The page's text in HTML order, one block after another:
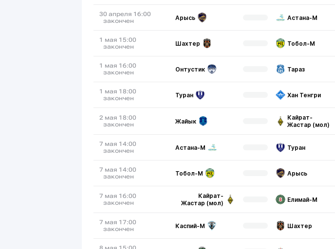
30 апреля 16:00
закончен
Арысь Астана-М
1 мая 15:00
закончен
Шахтер Тобол-М
1 мая 16:00
закончен
Онтустик Тараз
1 мая 18:00
закончен
Туран Хан Тенгри
2 мая 18:00
закончен
Жайык
Кайрат-
Жастар (мол)
7 мая 14:00
закончен
Астана-М Туран
7 мая 14:00
закончен
Тобол-М Арысь
7 мая 16:00
закончен
Кайрат-
Жастар (мол)
Елимай-М
7 мая 17:00
закончен
Каспий-М Шахтер